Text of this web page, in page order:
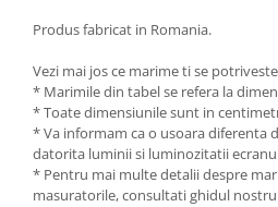
Produs fabricat in Romania.
Vezi mai jos ce marime ti se
* Marimile din tabel se refera la
* Toate dimensiunile sunt in
* Va informam ca o usoara diferenta
datorita luminii si luminozitatii
* Pentru mai multe detalii despre
masuratorile, consultati ghidul